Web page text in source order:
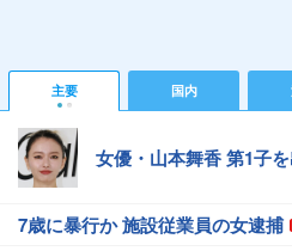
主要 国内
女優・山本舞香 第1子
7歳に暴行か 施設従業員の女逮捕